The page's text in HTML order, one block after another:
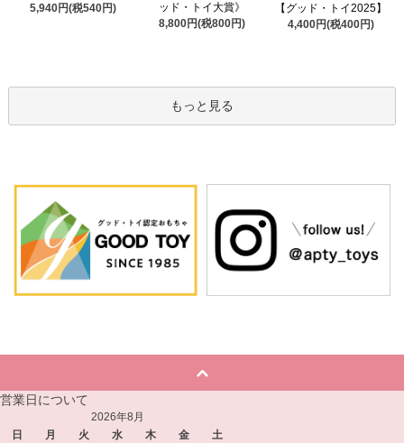
5,940円(税540円)
ッド・トイ大賞》
8,800円(税800円)
【グッド・トイ2025】
4,400円(税400円)
もっと見る
営業日について
2026年8月
日
月 火 水 木 金
土